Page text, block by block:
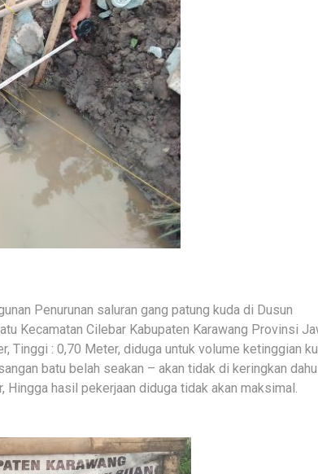
Penurunan saluran gang patung kuda di Dusun
Kecamatan Cilebar Kabupaten Karawang Provinsi
Tinggi : 0,70 Meter, diduga untuk volume ketinggian
batu belah seakan – akan tidak di keringkan
hasil pekerjaan diduga tidak akan maksimal.